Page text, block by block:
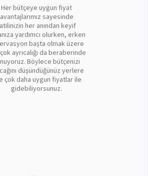
Her bütçeye uygun fiyat
avantajlarımız sayesinde
her anından keyif
yardımcı olurken, erken
başta olmak üzere
ayrıcalığı da beraberinde
Böylece bütçenizi
düşündüğünüz yerlere
çok daha uygun fiyatlar ile
gidebiliyorsunuz.